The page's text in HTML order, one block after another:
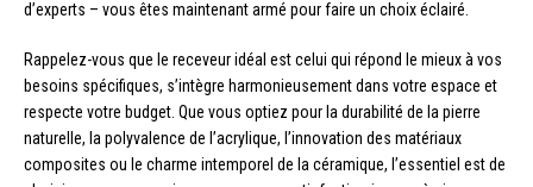
d’experts – vous êtes maintenant armé pour faire un choix éclairé.
Rappelez-vous que le receveur idéal est celui qui répond le mieux à vos
besoins spécifiques, s’intègre harmonieusement dans votre espace et
respecte votre budget. Que vous optiez pour la durabilité de la pierre
naturelle, la polyvalence de l’acrylique, l’innovation des matériaux
composites ou le charme intemporel de la céramique, l’essentiel est de